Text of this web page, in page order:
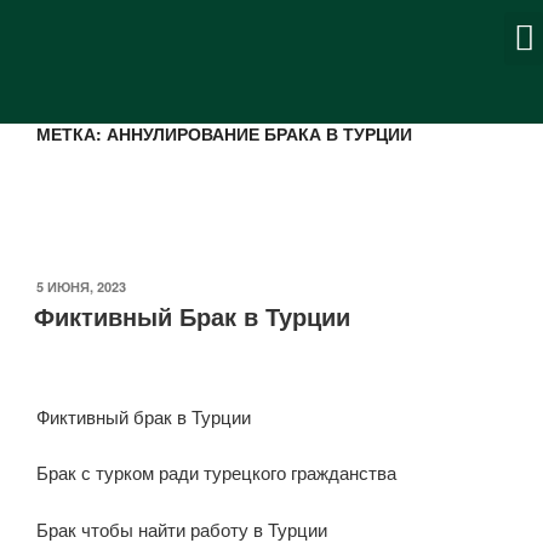
МЕТКА: АННУЛИРОВАНИЕ БРАКА В ТУРЦИИ
5 ИЮНЯ, 2023
Фиктивный Брак в Турции
Фиктивный брак в Турции
Брак с турком ради турецкого гражданства
Брак чтобы найти работу в Турции